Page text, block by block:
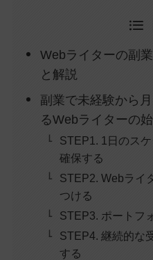
Webライターの副
と解説
副業で未経験から
るWebライターの
STEP1. 1日のス
確保する
STEP2. Webライ
つける
STEP3. ポートフ
STEP4. 継続的な
する